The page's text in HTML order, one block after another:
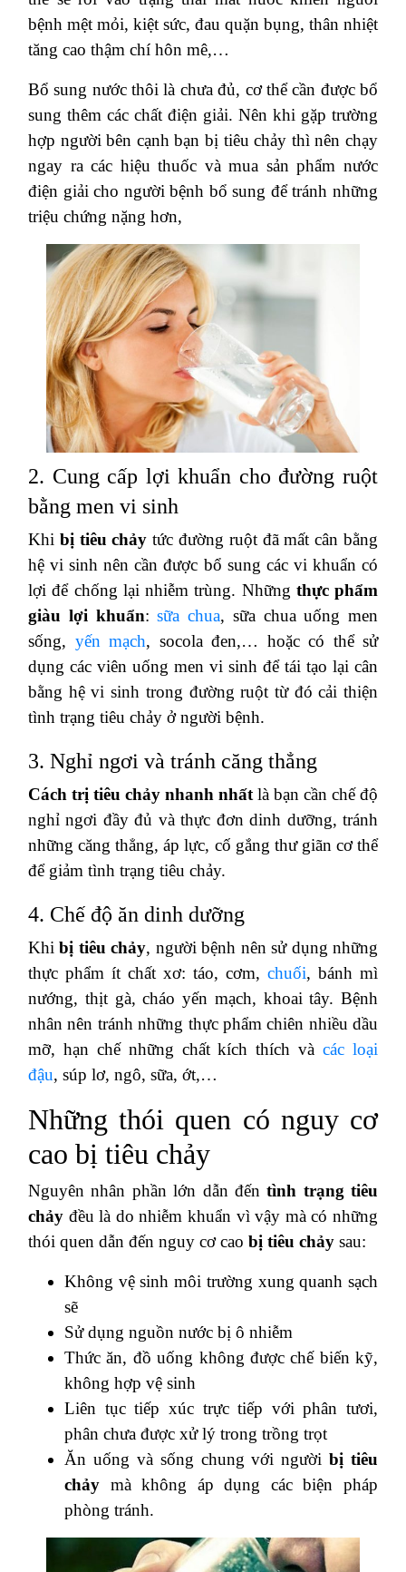
bệnh mệt mỏi, kiệt sức, đau quặn bụng, thân nhiệt
tăng cao thậm chí hôn mê,…
Bổ sung nước thôi là chưa đủ, cơ thể cần được bổ
sung thêm các chất điện giải. Nên khi gặp trường
hợp người bên cạnh bạn bị tiêu chảy thì nên chạy
ngay ra các hiệu thuốc và mua sản phẩm nước
điện giải cho người bệnh bổ sung để tránh những
triệu chứng nặng hơn,
2. Cung cấp lợi khuẩn cho đường ruột
bằng men vi sinh
Khi bị tiêu chảy tức đường ruột đã mất cân bằng
hệ vi sinh nên cần được bổ sung các vi khuẩn có
lợi để chống lại nhiễm trùng. Những thực phẩm
giàu lợi khuẩn:sữa chua, sữa chua uống men
sống, yến mạch, socola đen,… hoặc có thể sử
dụng các viên uống men vi sinh để tái tạo lại cân
bằng hệ vi sinh trong đường ruột từ đó cải thiện
tình trạng tiêu chảy ở người bệnh.
3. Nghỉ ngơi và tránh căng thẳng
Cách trị tiêu chảy nhanh nhất là bạn cần chế độ
nghỉ ngơi đầy đủ và thực đơn dinh dưỡng, tránh
những căng thẳng, áp lực, cố gắng thư giãn cơ thể
để giảm tình trạng tiêu chảy.
4. Chế độ ăn dinh dưỡng
Khibị tiêu chảy, người bệnh nên sử dụng những
thực phẩm ít chất xơ: táo, cơm, chuối, bánh mì
nướng, thịt gà, cháo yến mạch, khoai tây. Bệnh
nhân nên tránh những thực phẩm chiên nhiều dầu
mỡ, hạn chế những chất kích thích vàcác loại
đậu, súp lơ, ngô, sữa, ớt,…
Những thói quen có nguy cơ
cao bị tiêu chảy
Nguyên nhân phần lớn dẫn đếntình trạng tiêu
chảy đều là do nhiễm khuẩn vì vậy mà có những
thói quen dẫn đến nguy cơ cao bị tiêu chảy sau:
Không vệ sinh môi trường xung quanh sạch
sẽ
Sử dụng nguồn nước bị ô nhiễm
Thức ăn, đồ uống không được chế biến kỹ,
không hợp vệ sinh
Liên tục tiếp xúc trực tiếp với phân tươi,
phân chưa được xử lý trong trồng trọt
Ăn uống và sống chung với ngườibị tiêu
chảy mà không áp dụng các biện pháp
phòng tránh.